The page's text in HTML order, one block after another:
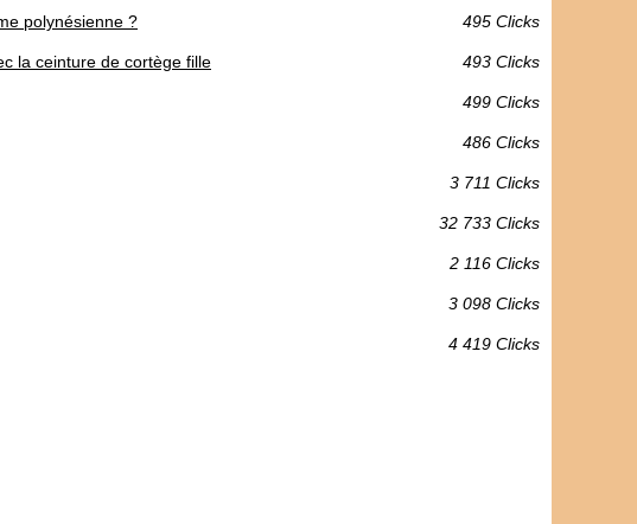
polynésienne ? 495 Clicks
la ceinture de cortège fille 493 Clicks
499 Clicks
486 Clicks
3 711 Clicks
32 733 Clicks
2 116 Clicks
3 098 Clicks
4 419 Clicks